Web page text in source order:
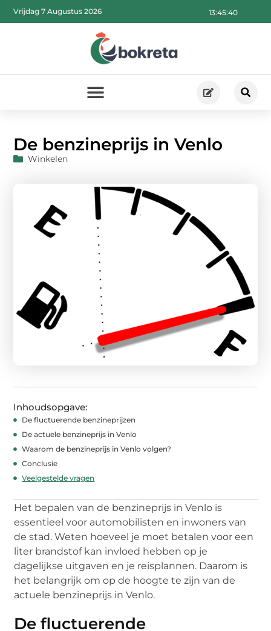
13:45:42
Vrijdag 7 Augustus 2026
De benzineprijs in Venlo
Winkelen
Inhoudsopgave:
De fluctuerende benzineprijzen
De actuele benzineprijs in Venlo
Waarom de benzineprijs in Venlo volgen?
Conclusie
Veelgestelde vragen
Het bepalen van de benzineprijs in Venlo is
essentieel voor automobilisten en inwoners van
de stad. Weten hoeveel je moet betalen voor een
liter brandstof kan invloed hebben op je
dagelijkse uitgaven en je reisplannen. Daarom is
het belangrijk om op de hoogte te zijn van de
actuele benzineprijs in Venlo.
De fluctuerende